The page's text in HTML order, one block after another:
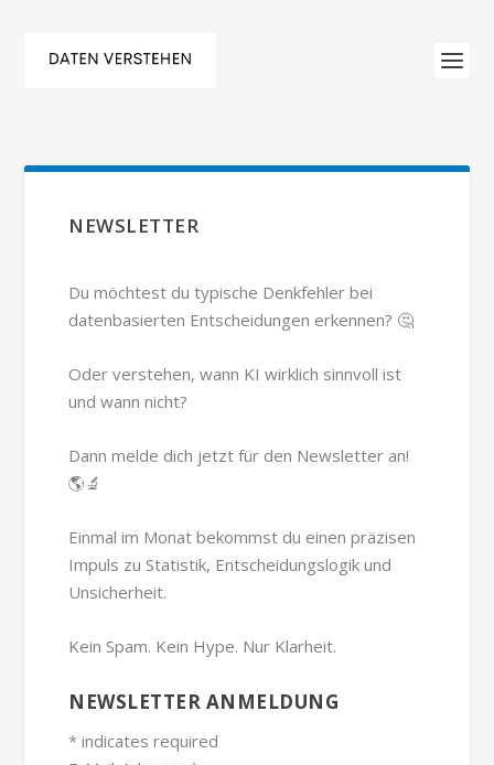
NEWSLETTER
Du möchtest du typische Denkfehler bei
datenbasierten Entscheidungen erkennen? 🤔
Oder verstehen, wann KI wirklich sinnvoll ist
und wann nicht?
Dann melde dich jetzt für den Newsletter an!
🌎🔬
Einmal im Monat bekommst du einen präzisen
Impuls zu Statistik, Entscheidungslogik und
Unsicherheit.
Kein Spam. Kein Hype. Nur Klarheit.
NEWSLETTER ANMELDUNG
* indicates required